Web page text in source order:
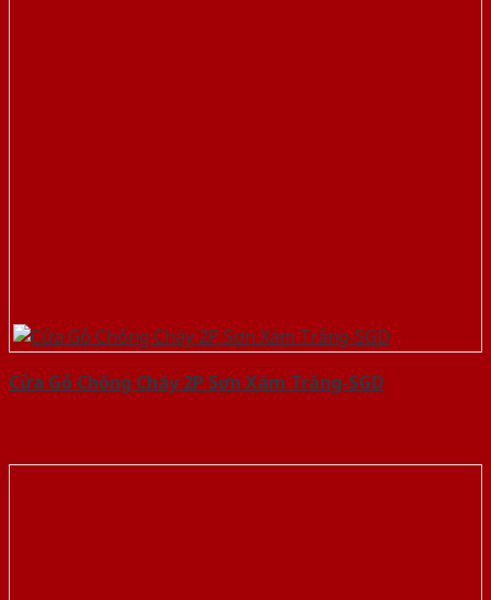
Cửa Gỗ Chống Cháy 2P Sơn Xám Trắng-SGD